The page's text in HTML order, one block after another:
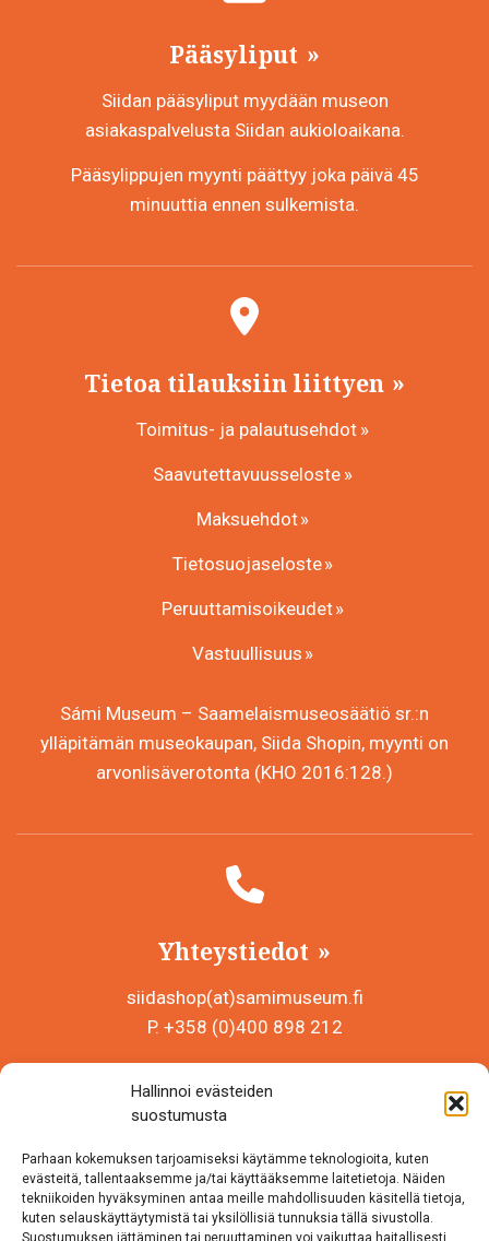
Hallinnoi evästeiden
suostumusta
Parhaan kokemuksen tarjoamiseksi käytämme teknologioita, kuten
evästeitä, tallentaaksemme ja/tai käyttääksemme laitetietoja. Näiden
tekniikoiden hyväksyminen antaa meille mahdollisuuden käsitellä tietoja,
kuten selauskäyttäytymistä tai yksilöllisiä tunnuksia tällä sivustolla.
Suostumuksen jättäminen tai peruuttaminen voi vaikuttaa haitallisesti
Pääsyliput
Siidan pääsyliput myydään museon
asiakaspalvelusta Siidan aukioloaikana.
Pääsylippujen myynti päättyy joka päivä 45
minuuttia ennen sulkemista.
Tietoa tilauksiin liittyen
Toimitus- ja palautusehdot
Saavutettavuusseloste
Maksuehdot
Tietosuojaseloste
Peruuttamisoikeudet
Vastuullisuus
Sámi Museum – Saamelaismuseosäätiö sr.:n
ylläpitämän museokaupan, Siida Shopin, myynti on
arvonlisäverotonta (KHO 2016:128.)
Yhteystiedot
siidashop(at)samimuseum.fi
P. +358 (0)400 898 212
Y-tunnus 0625907-2
Inarintie 46
99870 Inari